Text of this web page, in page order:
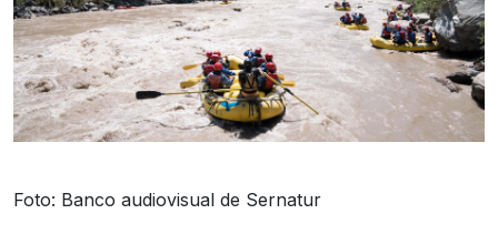
Foto: Banco audiovisual de Sernatur